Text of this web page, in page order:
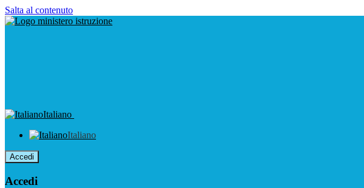
Salta al contenuto
Italiano
Italiano
Accedi
Accedi